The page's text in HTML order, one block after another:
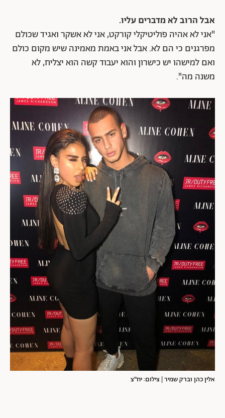
אבל הרוב לא מדברים עליו.
"אני לא אהיה פוליטיקלי קורקט, אני לא אשקר ואגיד שכולם
מפרגנים כי הם לא. אבל אני באמת מאמינה שיש מקום כולם
ואם למישהו יש כישרון והוא יעבוד קשה הוא יצליח, לא
משנה מה".
אלין כהן וברק שמיר | צילום: יח"צ